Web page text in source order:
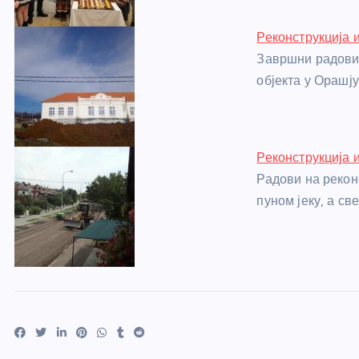
k
Реконструкција
Завршни радови
објекта у
Реконструкција
Радови на
пуном јеку, а